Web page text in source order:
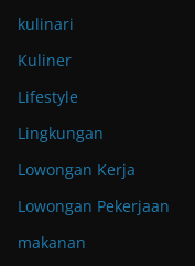
kulinari
Kuliner
Lifestyle
Lingkungan
Lowongan Kerja
Lowongan Pekerjaan
makanan